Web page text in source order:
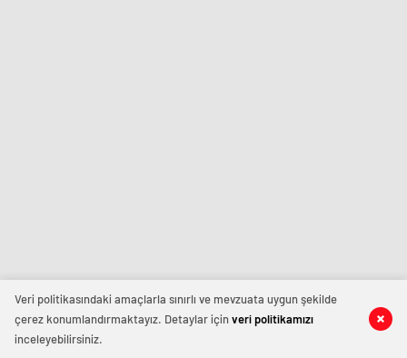
Veri politikasındaki amaçlarla sınırlı ve mevzuata uygun şekilde
çerez konumlandırmaktayız. Detaylar içinveri politikamızı
inceleyebilirsiniz.